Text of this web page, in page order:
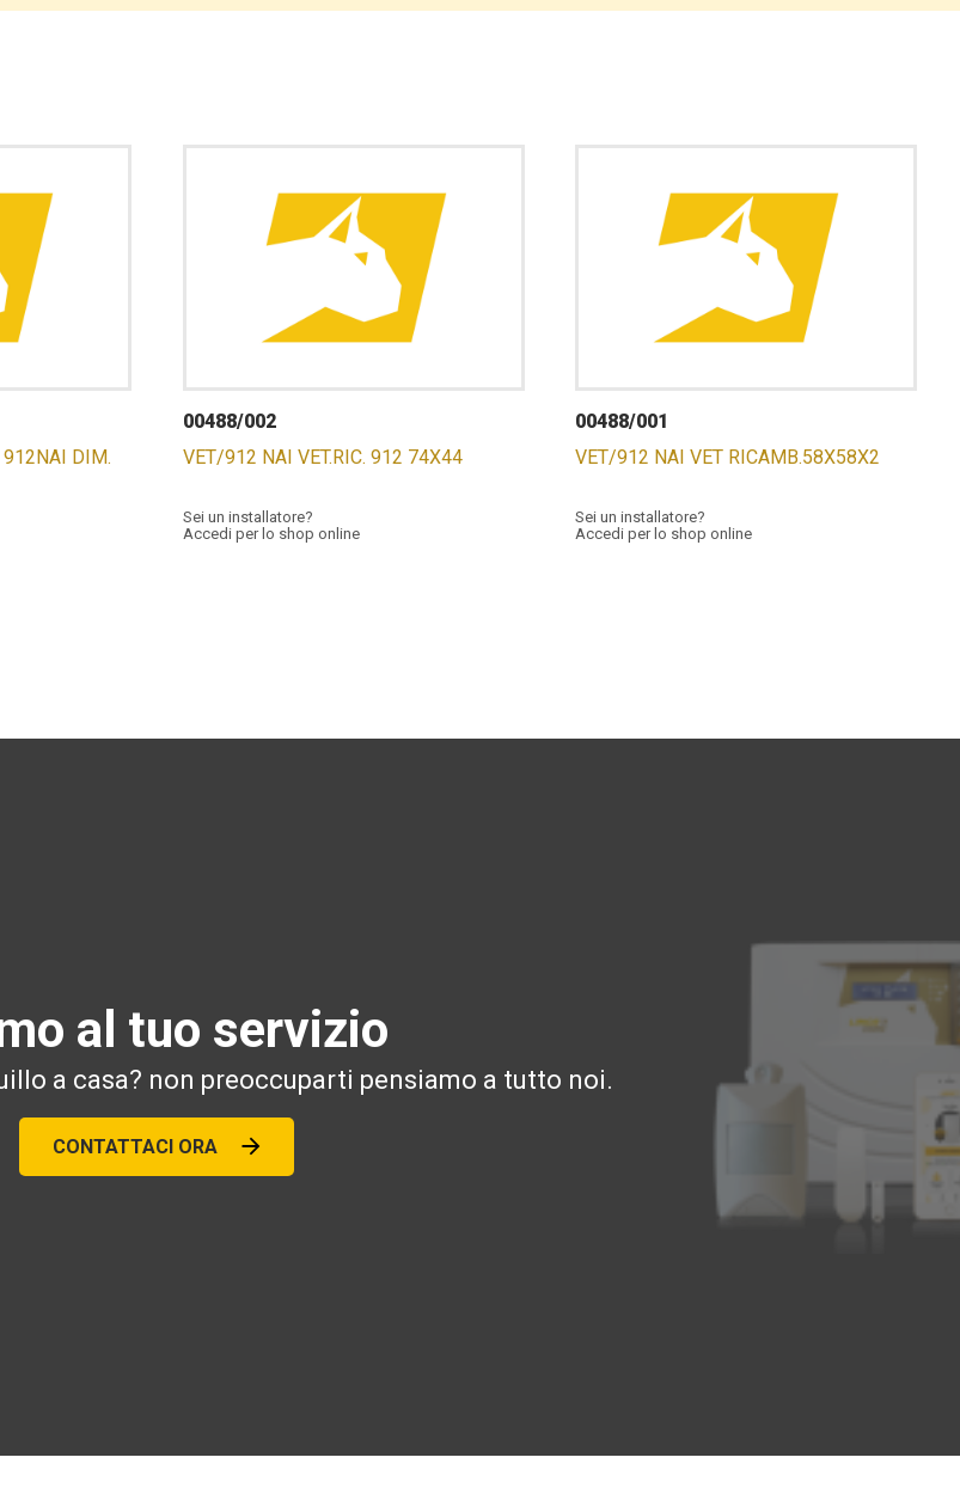
DIM.
00488/002
VET/912 NAI VET.RIC. 912 74X44
Sei un installatore?
Accedi per lo shop online
00488/001
VET/912 NAI VET RICAMB.58X58X2
Sei un installatore?
Accedi per lo shop online
al tuo servizio
a casa? non preoccuparti pensiamo a tutto noi.
CONTATTACI ORA